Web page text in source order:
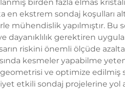
birden fazla elmas
en ekstrem sondaj koşulları
mühendislik yapılmıştır. Bu
dayanıklılık gerektiren
riskini önemli ölçüde
kesmeler yapabilme
ve optimize edilmiş
etkili sondaj projelerine yol